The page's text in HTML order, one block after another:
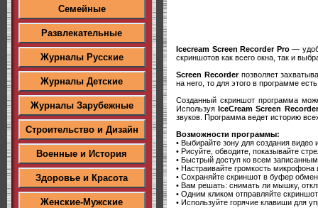
Семейные
Развлекательные
Журналы Русские
Журналы Детские
Журналы Зарубежные
Строительство и Дизайн
Военные и История
Здоровье и Красота
Женские-Мужские
Icecream Screen Recorder Pro—
скриншотов как всего окна, так и
Screen Recorderпозволяет
на него, то для этого в программе
Созданный скриншот программа
ИспользуяIceCream Screen Recorder
звуков. Программа ведет историю
Возможности программы:
• Выбирайте зону для создания
• Рисуйте, обводите, показывайте
• Быстрый доступ ко всем
• Настраивайте громкость микрофона
• Сохраняйте скриншот в буфер
• Вам решать: снимать ли мышку,
• Одним кликом отправляйте
• Используйте горячие клавиши для